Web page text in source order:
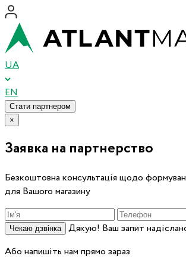
UA
EN
Стати партнером
×
Заявка на партнерство
Безкоштовна консультація щодо
для Вашого магазину
Чекаю дзвінка
Дякую! Ваш запит
Або напишіть нам прямо зараз